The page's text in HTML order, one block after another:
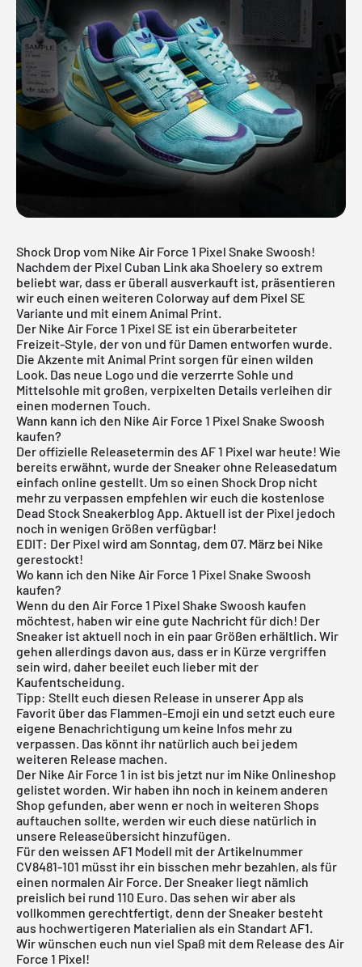
Shock Drop vom Nike Air Force 1 Pixel Snake Swoosh!
Nachdem der Pixel Cuban Link aka Shoeleryso extrem
beliebt war, dass er überall ausverkauft ist, präsentieren
wir euch einen weiteren Colorway auf dem Pixel SE
Variante und mit einem Animal Print.
Der Nike Air Force 1 Pixel SE ist ein überarbeiteter
Freizeit-Style, der von und für Damen entworfen wurde.
Die Akzente mit Animal Print sorgen für einen wilden
Look. Das neue Logo und die verzerrte Sohle und
Mittelsohle mit großen, verpixelten Details verleihen dir
einen modernen Touch.
Wann kann ich den Nike Air Force 1 Pixel Snake Swoosh
kaufen?
Der offizielle Releasetermin des AF 1 Pixel war heute! Wie
bereits erwähnt, wurde der Sneaker ohne Releasedatum
einfach online gestellt. Um so einen Shock Drop nicht
mehr zu verpassen empfehlen wir euch die kostenlose
Dead Stock Sneakerblog App. Aktuell ist der Pixel jedoch
noch in wenigen Größen verfügbar!
EDIT: Der Pixel wird am Sonntag, dem 07. März bei Nike
gerestockt!
Wo kann ich den Nike Air Force 1 Pixel Snake Swoosh
kaufen?
Wenn du den Air Force 1 Pixel Shake Swoosh kaufen
möchtest, haben wir eine gute Nachricht für dich! Der
Sneaker ist aktuell noch in ein paar Größen erhältlich. Wir
gehen allerdings davon aus, dass er in Kürze vergriffen
sein wird, daher beeilet euch lieber mit der
Kaufentscheidung.
Tipp: Stellt euch diesen Release in unserer App als
Favorit über das Flammen-Emoji ein und setzt euch eure
eigene Benachrichtigung um keine Infos mehr zu
verpassen. Das könnt ihr natürlich auch bei jedem
weiteren Release machen.
Der Nike Air Force 1 in ist bis jetzt nur im Nike Onlineshop
gelistet worden. Wir haben ihn noch in keinem anderen
Shop gefunden, aber wenn er noch in weiteren Shops
auftauchen sollte, werden wir euch diese natürlich in
unsere Releaseübersicht hinzufügen.
Für den weissen AF1 Modell mit der Artikelnummer
CV8481-101 müsst ihr ein bisschen mehr bezahlen, als für
einen normalen Air Force. Der Sneaker liegt nämlich
preislich bei rund 110 Euro. Das sehen wir aber als
vollkommen gerechtfertigt, denn der Sneaker besteht
aus hochwertigeren Materialien als ein Standart AF1.
Wir wünschen euch nun viel Spaß mit dem Release des Air
Force 1 Pixel!